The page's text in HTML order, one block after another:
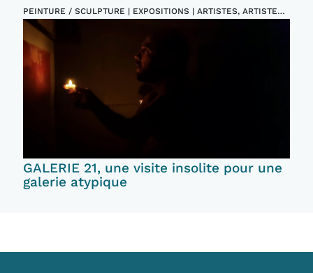
PEINTURE / SCULPTURE | EXPOSITIONS | ARTISTES, ARTISTES
PLASTICIENS | EVENTS ET FESTIVALS
GALERIE 21, une visite insolite pour une
galerie atypique